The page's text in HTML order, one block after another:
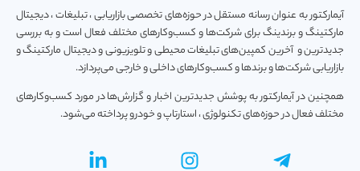
آیمارکتور به عنوان رسانه مستقل در حوزه‌های تخصصی بازاریابی ، تبلیغات ، دیجیتال
مارکتینگ و برندینگ برای شرکت‌ها و کسب‌و‌کارهای مختلف فعال است و به بررسی
جدیدترین و آخرین کمپین‌های تبلیغات محیطی و تلویزیونی و دیجیتال مارکتینگ و
بازاریابی شرکت‌ها و برندها و کسب‌و‌کارهای داخلی و خارجی می‌پردازد.
همچنین در آیمارکتور به پوشش جدیدترین اخبار و گزارش‌ها در مورد کسب‌و‎کارهای
مختلف فعال در حوزه‌های تکنولوژی ، استارتاپ و خودرو پرداخته می‌شود.